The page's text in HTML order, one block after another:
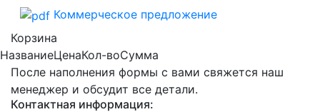
Коммерческое предложение
Корзина
НазваниеЦенаКол-воСумма
После наполнения формы с вами свяжется наш
менеджер и обсудит все детали.
Контактная информация: